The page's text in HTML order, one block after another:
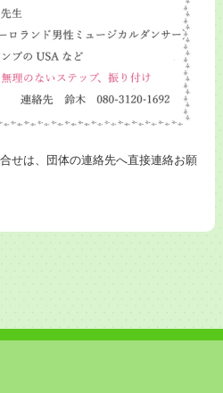
せは、団体の連絡先へ直接連絡お願